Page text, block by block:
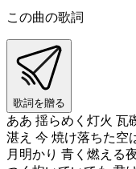
この曲の歌詞
歌詞を贈る
ああ 揺らめく灯火 瓦
湛え 今 焼け落ちた空
月明かり 青く燃える